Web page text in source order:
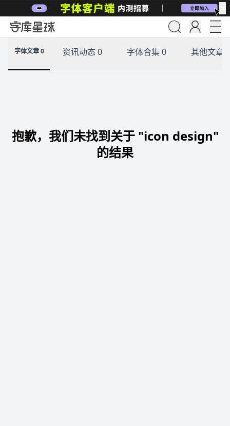
字体文章 0 资讯动态 0 字体合集 0 其他文章 0
抱歉，我们未找到关于 "icon design"
的结果